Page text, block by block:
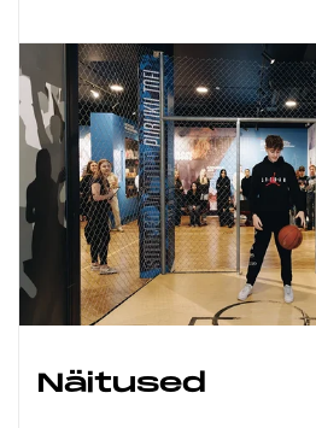
Näitused